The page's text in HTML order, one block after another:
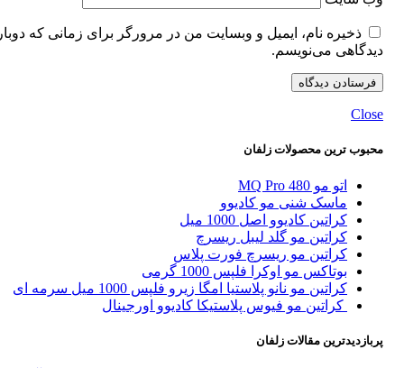
ذخیره نام، ایمیل و وبسایت من در مرورگر برای زمانی که
دیدگاهی می‌نویسم.
Close
محبوب ترین محصولات زلفان
اتو مو MQ Pro 480
ماسک شنی مو کادیوو
کراتین کادیوو اصل 1000 میل
کراتین مو گلد لیبل ریسرچ
کراتین مو ریسرچ فورت پلاس
بوتاکس مو اوکرا فلپس 1000 گرمی
کراتین مو نانو پلاستیا امگا زیرو فلپس 1000 میل سرمه ای
کراتین مو فیوس پلاستیکا کادیوو اورجینال
پربازدیدترین مقالات زلفان